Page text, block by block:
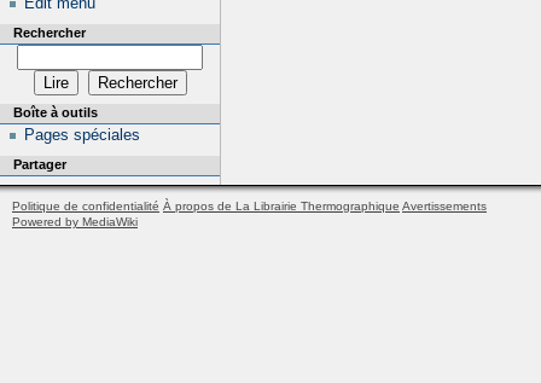
Rechercher
Boîte à outils
Pages spéciales
Partager
Politique de confidentialité À propos de La Librairie Thermographique Avertissements
Powered by MediaWiki